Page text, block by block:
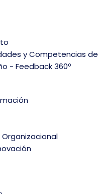
y Competencias de
- Feedback 360º